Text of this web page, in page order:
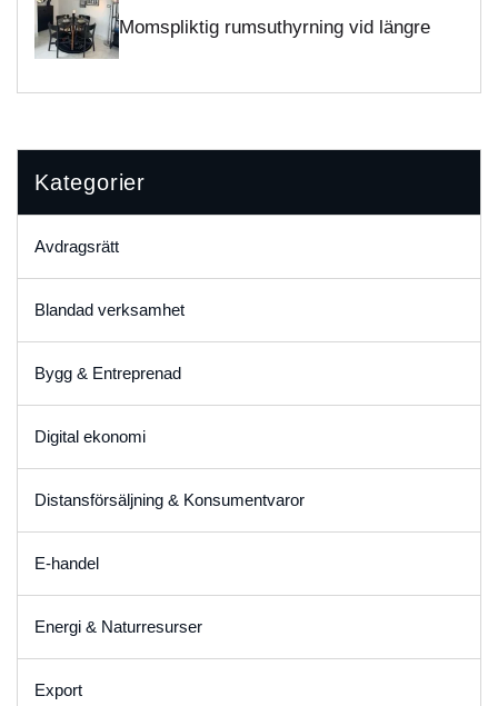
Momspliktig rumsuthyrning vid längre
Kategorier
Avdragsrätt
Blandad verksamhet
Bygg & Entreprenad
Digital ekonomi
Distansförsäljning & Konsumentvaror
E-handel
Energi & Naturresurser
Export